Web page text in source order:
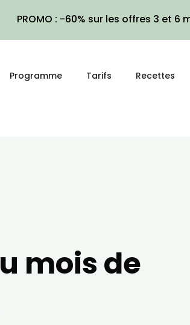
PROMO : -60% sur les offres 3 et 6
Programme Tarifs Recettes
mois de